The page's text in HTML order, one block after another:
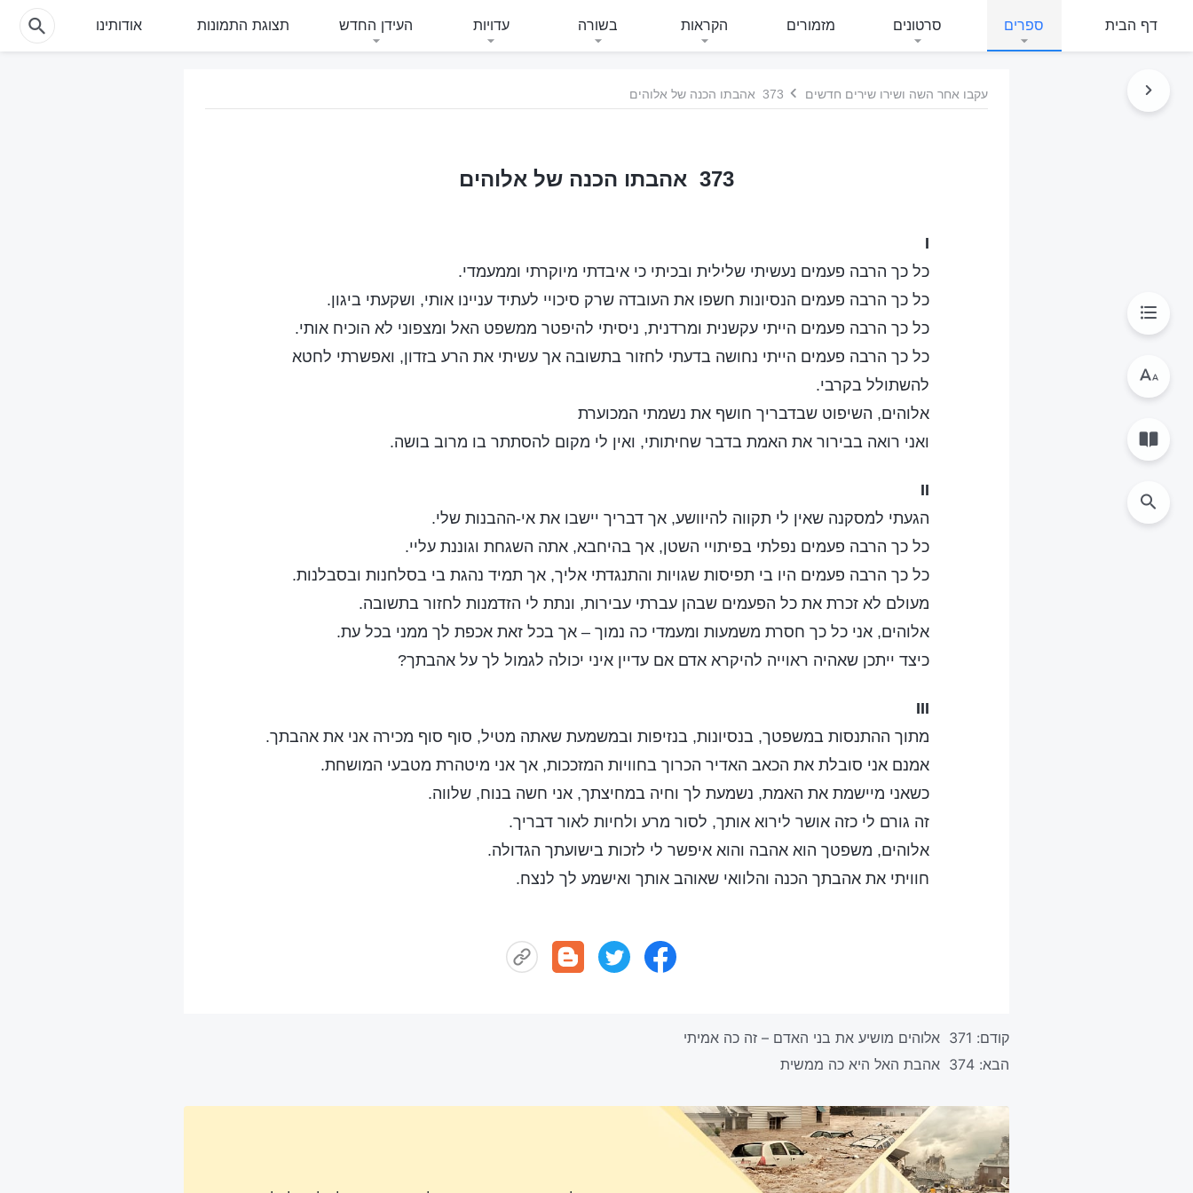
דף הבית ספרים סרטונים מזמורים הקראות בשורה עדויות העידן החדש תצוגת התמונות אודותינו
עקבו אחר השה ושירו שירים חדשים 373 אהבתו הכנה של אלוהים
373 אהבתו הכנה של אלוהים
I
כל כך הרבה פעמים נעשיתי שלילית ובכיתי כי איבדתי מיוקרתי וממעמדי.
כל כך הרבה פעמים הנסיונות חשפו את העובדה שרק סיכויי לעתיד עניינו אותי, ושקעתי ביגון.
כל כך הרבה פעמים הייתי עקשנית ומרדנית, ניסיתי להיפטר ממשפט האל ומצפוני לא הוכיח אותי.
כל כך הרבה פעמים הייתי נחושה בדעתי לחזור בתשובה אך עשיתי את הרע בזדון, ואפשרתי לחטא
להשתולל בקרבי.
אלוהים, השיפוט שבדבריך חושף את נשמתי המכוערת
ואני רואה בבירור את האמת בדבר שחיתותי, ואין לי מקום להסתתר בו מרוב בושה.
II
הגעתי למסקנה שאין לי תקווה להיוושע, אך דבריך יישבו את אי-ההבנות שלי.
כל כך הרבה פעמים נפלתי בפיתויי השטן, אך בהיחבא, אתה השגחת וגוננת עליי.
כל כך הרבה פעמים היו בי תפיסות שגויות והתנגדתי אליך, אך תמיד נהגת בי בסלחנות ובסבלנות.
מעולם לא זכרת את כל הפעמים שבהן עברתי עבירות, ונתת לי הזדמנות לחזור בתשובה.
אלוהים, אני כל כך חסרת משמעות ומעמדי כה נמוך – אך בכל זאת אכפת לך ממני בכל עת.
כיצד ייתכן שאהיה ראוייה להיקרא אדם אם עדיין איני יכולה לגמול לך על אהבתך?
III
מתוך ההתנסות במשפטך, בנסיונות, בנזיפות ובמשמעת שאתה מטיל, סוף סוף מכירה אני את אהבתך.
אמנם אני סובלת את הכאב האדיר הכרוך בחוויות המזככות, אך אני מיטהרת מטבעי המושחת.
כשאני מיישמת את האמת, נשמעת לך וחיה במחיצתך, אני חשה בנוח, שלווה.
זה גורם לי כזה אושר לירוא אותך, לסור מרע ולחיות לאור דבריך.
אלוהים, משפטך הוא אהבה והוא איפשר לי לזכות בישועתך הגדולה.
חוויתי את אהבתך הכנה והלוואי שאוהב אותך ואישמע לך לנצח.
קודם: 371 אלוהים מושיע את בני האדם – זה כה אמיתי
הבא: 374 אהבת האל היא כה ממשית